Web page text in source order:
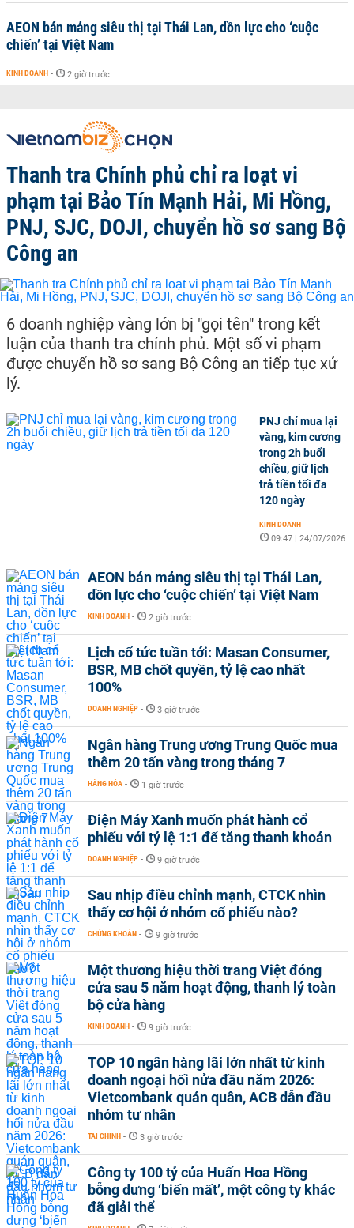
AEON bán mảng siêu thị tại Thái Lan, dồn lực cho ‘cuộc
chiến’ tại Việt Nam
KINH DOANH - 2 giờ trước
Thanh tra Chính phủ chỉ ra loạt vi
phạm tại Bảo Tín Mạnh Hải, Mi Hồng,
PNJ, SJC, DOJI, chuyển hồ sơ sang Bộ
Công an
6 doanh nghiệp vàng lớn bị "gọi tên" trong kết
luận của thanh tra chính phủ. Một số vi phạm
được chuyển hồ sơ sang Bộ Công an tiếp tục xử
lý.
PNJ chỉ mua lại
vàng, kim cương
trong 2h buổi
chiều, giữ lịch
trả tiền tối đa
120 ngày
KINH DOANH -
09:47 | 24/07/2026
AEON bán mảng siêu thị tại Thái Lan,
dồn lực cho ‘cuộc chiến’ tại Việt Nam
KINH DOANH - 2 giờ trước
Lịch cổ tức tuần tới: Masan Consumer,
BSR, MB chốt quyền, tỷ lệ cao nhất
100%
DOANH NGHIỆP - 3 giờ trước
Ngân hàng Trung ương Trung Quốc mua
thêm 20 tấn vàng trong tháng 7
HÀNG HÓA - 1 giờ trước
Điện Máy Xanh muốn phát hành cổ
phiếu với tỷ lệ 1:1 để tăng thanh khoản
DOANH NGHIỆP - 9 giờ trước
Sau nhịp điều chỉnh mạnh, CTCK nhìn
thấy cơ hội ở nhóm cổ phiếu nào?
CHỨNG KHOÁN - 9 giờ trước
Một thương hiệu thời trang Việt đóng
cửa sau 5 năm hoạt động, thanh lý toàn
bộ cửa hàng
KINH DOANH - 9 giờ trước
TOP 10 ngân hàng lãi lớn nhất từ kinh
doanh ngoại hối nửa đầu năm 2026:
Vietcombank quán quân, ACB dẫn đầu
nhóm tư nhân
TÀI CHÍNH - 3 giờ trước
Công ty 100 tỷ của Huấn Hoa Hồng
bỗng dưng ‘biến mất’, một công ty khác
đã giải thể